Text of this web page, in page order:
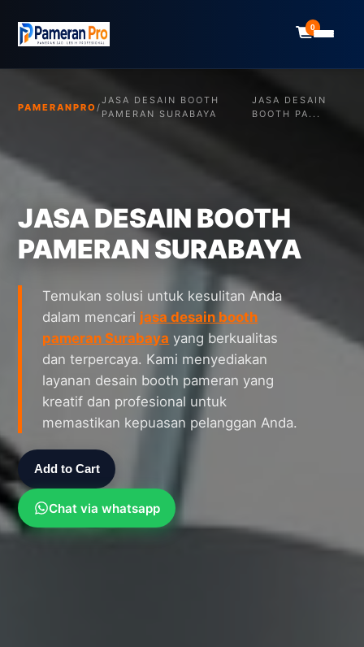
0
PAMERANPRO /
JASA DESAIN BOOTH
PAMERAN SURABAYA
JASA DESAIN
BOOTH PA...
JASA DESAIN BOOTH
PAMERAN SURABAYA
Temukan solusi untuk kesulitan Anda
dalam mencari jasa desain booth
pameran Surabaya yang berkualitas
dan terpercaya. Kami menyediakan
layanan desain booth pameran yang
kreatif dan profesional untuk
memastikan kepuasan pelanggan Anda.
Add to Cart
Chat via whatsapp